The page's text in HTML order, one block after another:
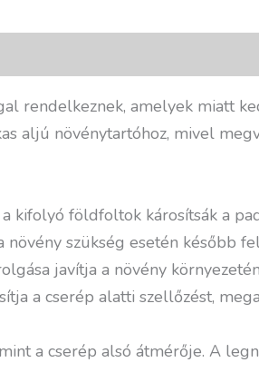
rendelkeznek, amelyek miatt
aljú növénytartóhoz, mivel
kifolyó földfoltok károsítsák a
szükség esetén később
javítja a növény
a cserép alatti szellőzést,
a cserép alsó átmérője. A